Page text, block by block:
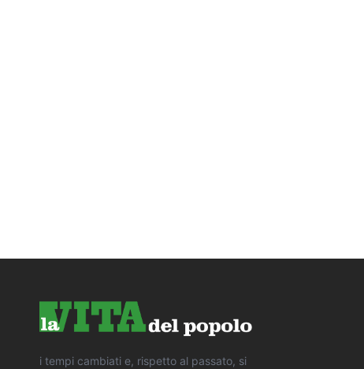
i tempi cambiati e, rispetto al passato, si